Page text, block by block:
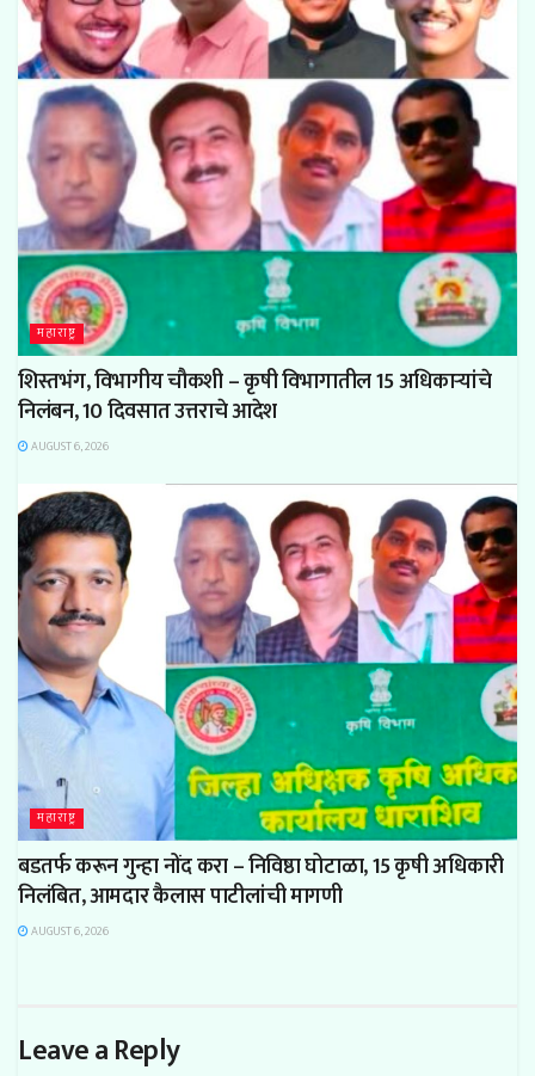
महाराष्ट्र
शिस्तभंग, विभागीय चौकशी – कृषी विभागातील 15 अधिकाऱ्यांचे
निलंबन, 10 दिवसात उत्तराचे आदेश
AUGUST 6, 2026
महाराष्ट्र
बडतर्फ करून गुन्हा नोंद करा – निविष्ठा घोटाळा, 15 कृषी अधिकारी
निलंबित, आमदार कैलास पाटीलांची मागणी
AUGUST 6, 2026
Leave a Reply